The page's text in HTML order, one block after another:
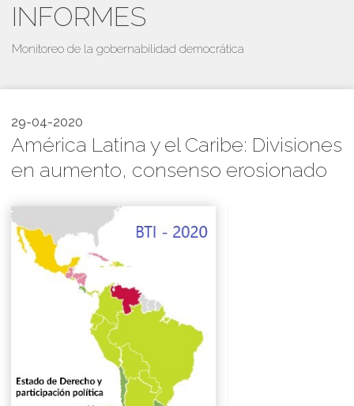
INFORMES
Monitoreo de la gobernabilidad democrática
29-04-2020
América Latina y el Caribe: Divisiones
en aumento, consenso erosionado